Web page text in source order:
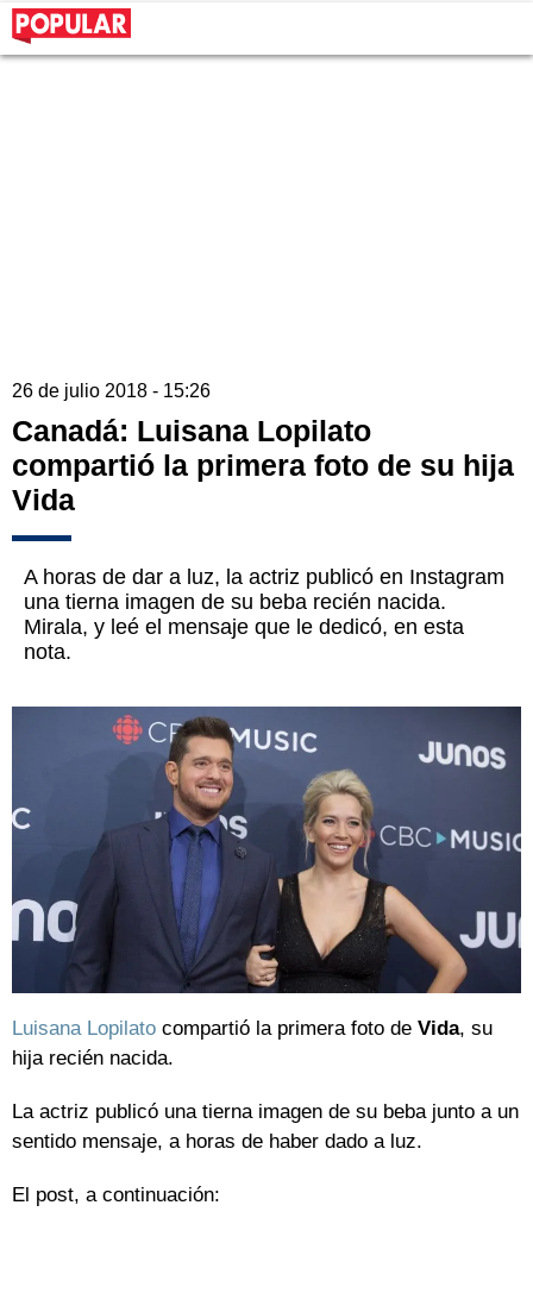
26 de julio 2018 - 15:26
Canadá: Luisana Lopilato
compartió la primera foto de su hija
Vida
A horas de dar a luz, la actriz publicó en Instagram
una tierna imagen de su beba recién nacida.
Mirala, y leé el mensaje que le dedicó, en esta
nota.
Luisana Lopilato compartió la primera foto de Vida, su
hija recién nacida.
La actriz publicó una tierna imagen de su beba junto a un
sentido mensaje, a horas de haber dado a luz.
El post, a continuación: